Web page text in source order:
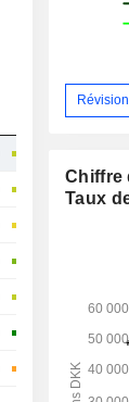
objectif
analystes
Chiffre
Taux